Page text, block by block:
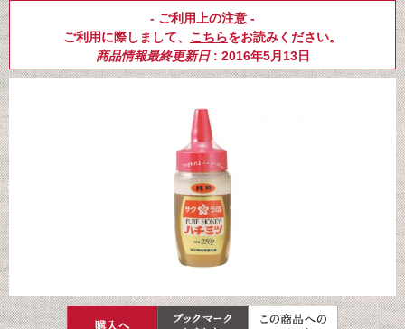
- ご利用上の注意 -
ご利用に際しまして、 こちらをお読みください。
商品情報最終更新日: 2016年5月13日